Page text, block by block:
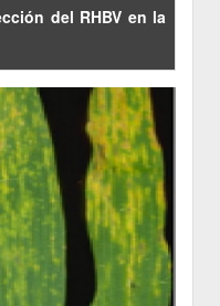
del RHBV en la